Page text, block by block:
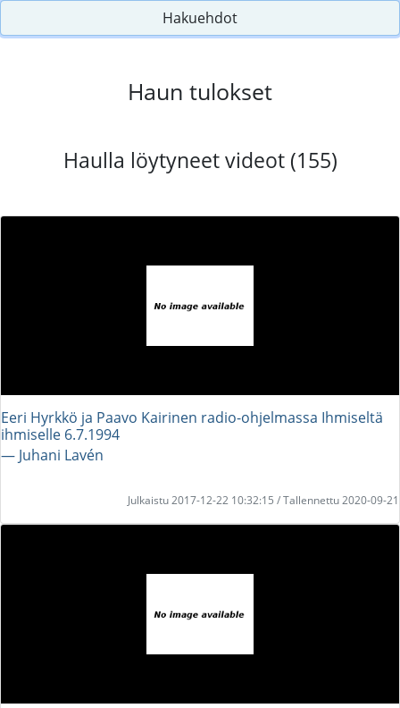
Hakuehdot
Haun tulokset
Haulla löytyneet videot (155)
Eeri Hyrkkö ja Paavo Kairinen radio-ohjelmassa Ihmiseltä
ihmiselle 6.7.1994
― Juhani Lavén
Julkaistu 2017-12-22 10:32:15 / Tallennettu 2020-09-21